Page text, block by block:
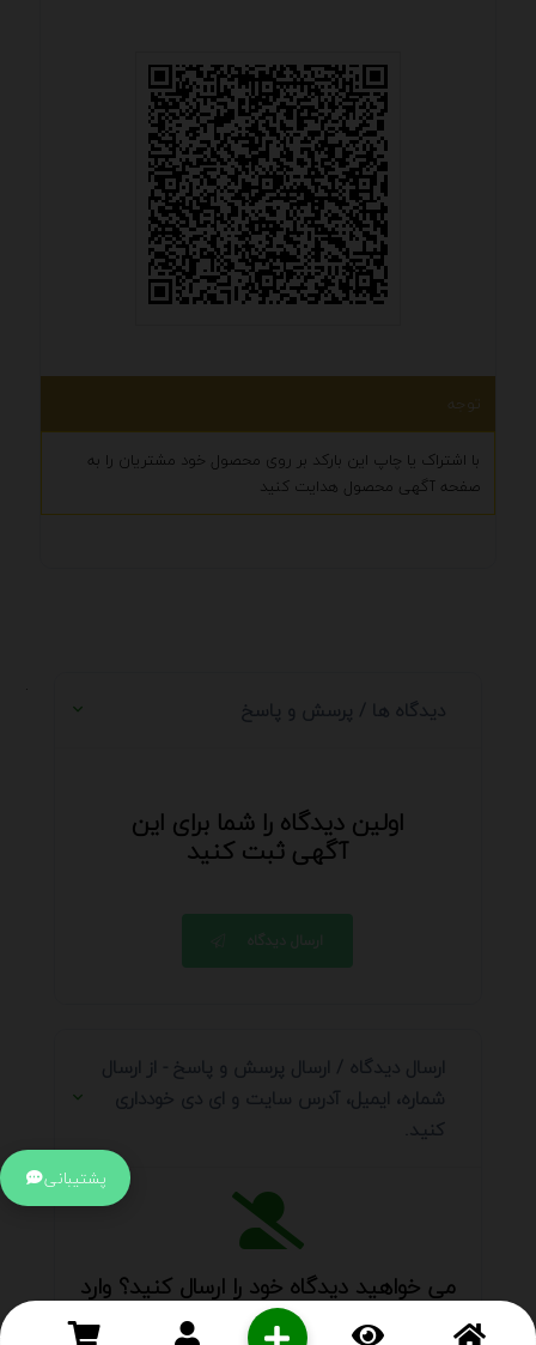
پشتیبانی
توجه
با اشتراک یا چاپ این بارکد بر روی محصول خود مشتریان را به
صفحه آگهی محصول هدایت کنید
دیدگاه ها / پرسش و پاسخ
اولین دیدگاه را شما برای این
آگهی ثبت کنید
ارسال دیدگاه
ارسال دیدگاه / ارسال پرسش و پاسخ - از ارسال
شماره، ایمیل، آدرس سایت و ای دی خودداری
کنید.
می خواهید دیدگاه خود را ارسال کنید؟ وارد
حساب کاربری خود شوید
.